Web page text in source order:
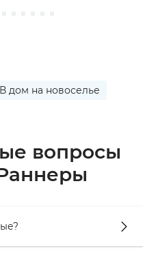
В дом на новоселье
вопросы